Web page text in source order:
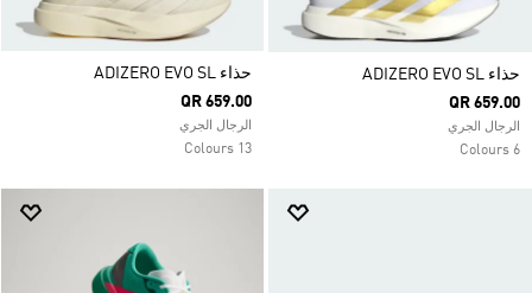
حذاء ADIZERO EVO SL
QR 659.00
الرجال الجري
6 Colours
حذاء ADIZERO EVO SL
QR 659.00
الرجال الجري
13 Colours